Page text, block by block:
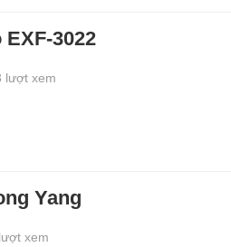
3022
lượt xem
Yang
xem